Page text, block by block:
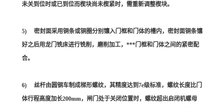
未关到位时或已到位而楔块尚未楔紧时，需重新调整楔块。
5) 密封面采用铜条或铜圈分别镶入门框和门体的槽内，密封面铜条镶
好之后用龙门铣床进行铣削，磨削加工，***门框和门体之间的紧密配
合。
6) 丝杆由圆钢车制成梯形螺纹，其精度达到7e级标准，螺纹长度比门
体行程高度加长200mm，闸门处于关闭位置时，螺纹超出启闭机螺母